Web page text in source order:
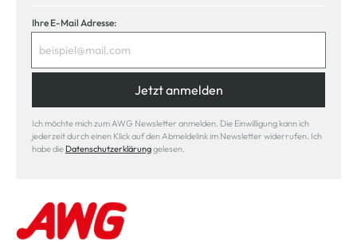
Ihre E-Mail Adresse:
Jetzt anmelden
Ich möchte mich zum AWG Newsletter anmelden. Die Einwilligung kann ich
jederzeit durch einen Klick auf den Abmeldelink im Newsletter widerrufen. Ich
habe die Datenschutzerklärunggelesen.